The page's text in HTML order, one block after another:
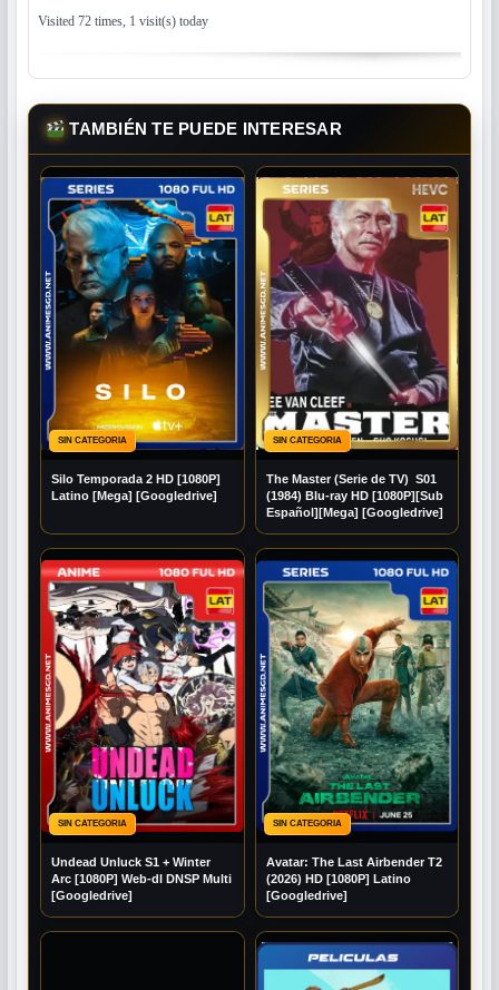
Visited 72 times, 1 visit(s) today
TAMBIÉN TE PUEDE INTERESAR
SIN CATEGORIA
Silo Temporada 2 HD [1080P]
Latino [Mega] [Googledrive]
SIN CATEGORIA
The Master (Serie de TV) S01
(1984) Blu-ray HD [1080P][Sub
Español][Mega] [Googledrive]
SIN CATEGORIA
Undead Unluck S1 + Winter
Arc [1080P] Web-dl DNSP Multi
[Googledrive]
SIN CATEGORIA
Avatar: The Last Airbender T2
(2026) HD [1080P] Latino
[Googledrive]